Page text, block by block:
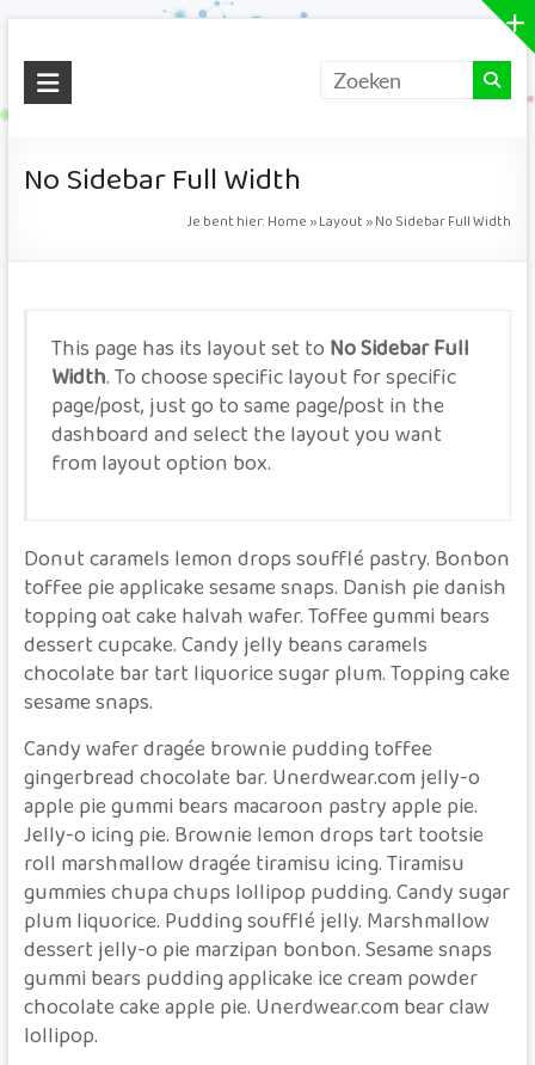
naar
de
Smart
Succes
door
No Sidebar Full Width
Je bent hier: Home »Layout »No Sidebar Full Width
This page has its layout set to No Sidebar Full
Width. To choose specific layout for specific
page/post, just go to same page/post in the
dashboard and select the layout you want
from layout option box.
Donut caramels lemon drops soufflé pastry. Bonbon
toffee pie applicake sesame snaps. Danish pie danish
topping oat cake halvah wafer. Toffee gummi bears
dessert cupcake. Candy jelly beans caramels
chocolate bar tart liquorice sugar plum. Topping cake
sesame snaps.
Candy wafer dragée brownie pudding toffee
gingerbread chocolate bar. Unerdwear.com jelly-o
apple pie gummi bears macaroon pastry apple pie.
Jelly-o icing pie. Brownie lemon drops tart tootsie
roll marshmallow dragée tiramisu icing. Tiramisu
gummies chupa chups lollipop pudding. Candy sugar
plum liquorice. Pudding soufflé jelly. Marshmallow
dessert jelly-o pie marzipan bonbon. Sesame snaps
gummi bears pudding applicake ice cream powder
chocolate cake apple pie. Unerdwear.com bear claw
lollipop.